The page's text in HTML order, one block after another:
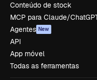
Conteúdo de stock
MCP para Claude/
Agentes New
API
App móvel
Todas as ferramentas